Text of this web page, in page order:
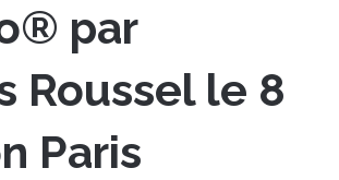
par
Roussel le 8
Paris